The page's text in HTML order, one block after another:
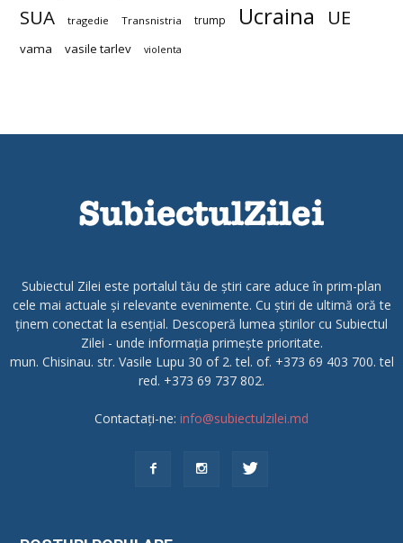
SUA tragedie Transnistria trump Ucraina UE
vama vasile tarlev violenta
Subiectul Zilei este portalul tău de știri care aduce în prim-plan
cele mai actuale și relevante evenimente. Cu știri de ultimă oră te
ținem conectat la esențial. Descoperă lumea știrilor cu Subiectul
Zilei - unde informația primește prioritate.
mun. Chisinau. str. Vasile Lupu 30 of 2. tel. of. +373 69 403 700. tel
red. +373 69 737 802.
Contactați-ne: info@subiectulzilei.md